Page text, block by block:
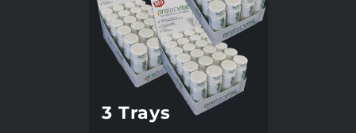
3 Trays